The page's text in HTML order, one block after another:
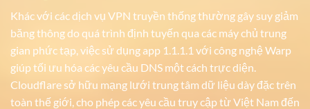
Khác với các dịch vụ VPN truyền thống thường gây suy giảm
băng thông do quá trình định tuyến qua các máy chủ trung
gian phức tạp, việc sử dụng app 1.1.1.1 với công nghệ Warp
giúp tối ưu hóa các yêu cầu DNS một cách trực diện.
Cloudflare sở hữu mạng lưới trung tâm dữ liệu dày đặc trên
toàn thế giới, cho phép các yêu cầu truy cập từ Việt Nam đến